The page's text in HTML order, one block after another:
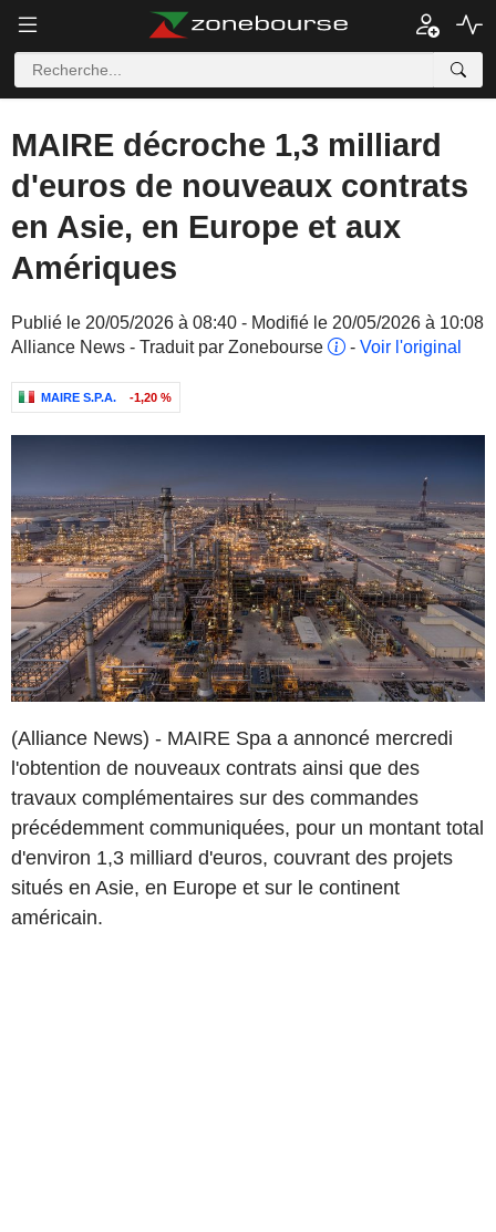
MAIRE décroche 1,3 milliard
d'euros de nouveaux contrats
en Asie, en Europe et aux
Amériques
Publié le 20/05/2026 à 08:40 - Modifié le 20/05/2026 à 10:08
Alliance News - Traduit par Zonebourse
- Voir l'original
MAIRE S.P.A. -1,20 %
(Alliance News) - MAIRE Spa a annoncé mercredi
l'obtention de nouveaux contrats ainsi que des
travaux complémentaires sur des commandes
précédemment communiquées, pour un montant total
d'environ 1,3 milliard d'euros, couvrant des projets
situés en Asie, en Europe et sur le continent
américain.